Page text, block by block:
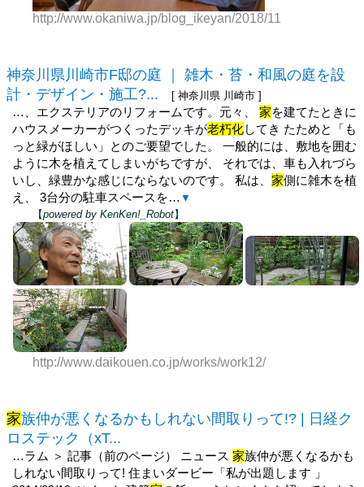
http://www.okaniwa.jp/blog_ikeyan/2018/11
神奈川県川崎市F邸の庭 ｜ 雑木・苔・和風の庭を設
計・デザイン・施工?...
[ 神奈川県 川崎市 ]
…、エクステリアのリフォームです。元々、家を建てたときに
ハウスメーカーがつくったデッキが老朽化してき たためと「も
っと緑がほしい」とのご要望でした。 一般的には、敷地を囲む
ように木を植えてしまいがちですが、 それでは、車も入れづら
いし、緑豊かな感じにならないのです。 私は、家側に雑木を植
え、 3台分の駐車スペースを… ▼
【powered by KenKen!_Robot】
http://www.daikouen.co.jp/works/work12/
家族仲が悪くなるかもしれない間取りって!? | 日経ク
ロステック（xT...
…ラム ＞ 記事（前のページ） ニュース家族仲が悪くなるかも
しれない間取りって! 住まいダービー「私が出題します 」